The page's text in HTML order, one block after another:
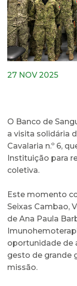
27 NOV 2025
O Banco de
a visita solidária
Cavalaria n.º 6,
Instituição para
coletiva.
Este momento
Seixas Cambao,
de Ana Paula
oportunidade de
gesto de grande
missão.